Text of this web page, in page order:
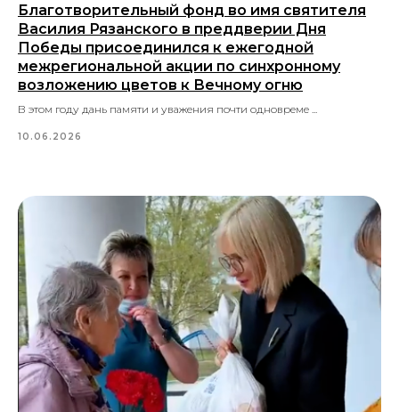
Благотворительный фонд во имя святителя
Василия Рязанского в преддверии Дня
Победы присоединился к ежегодной
межрегиональной акции по синхронному
возложению цветов к Вечному огню
В этом году дань памяти и уважения почти одновреме ...
10.06.2026